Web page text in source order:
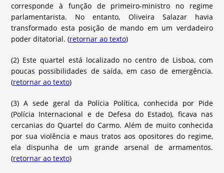
corresponde à função de primeiro-ministro no regime
parlamentarista. No entanto, Oliveira Salazar havia
transformado esta posição de mando em um verdadeiro
poder ditatorial. (retornar ao texto)
(2) Este quartel está localizado no centro de Lisboa, com
poucas possibilidades de saída, em caso de emergência.
(retornar ao texto)
(3) A sede geral da Polícia Política, conhecida por Pide
(Polícia Internacional e de Defesa do Estado), ficava nas
cercanias do Quartel do Carmo. Além de muito conhecida
por sua violência e maus tratos aos opositores do regime,
ela dispunha de um grande arsenal de armamentos.
(retornar ao texto)